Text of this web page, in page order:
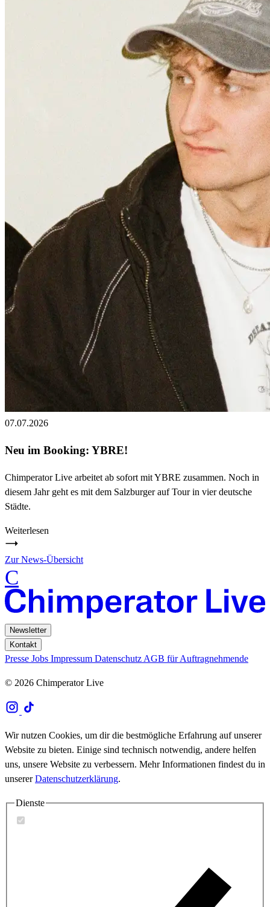
07.07.2026
Neu im Booking: YBRE!
Chimperator Live arbeitet ab sofort mit YBRE zusammen. Noch in
diesem Jahr geht es mit dem Salzburger auf Tour in vier deutsche
Städte.
Weiterlesen
Zur News-Übersicht
C
Newsletter
Kontakt
Presse Jobs Impressum Datenschutz AGB für Auftragnehmende
© 2026 Chimperator Live
Wir nutzen Cookies, um dir die bestmögliche Erfahrung auf unserer
Website zu bieten. Einige sind technisch notwendig, andere helfen
uns, unsere Website zu verbessern. Mehr Informationen findest du in
unsererDatenschutzerklärung.
Dienste